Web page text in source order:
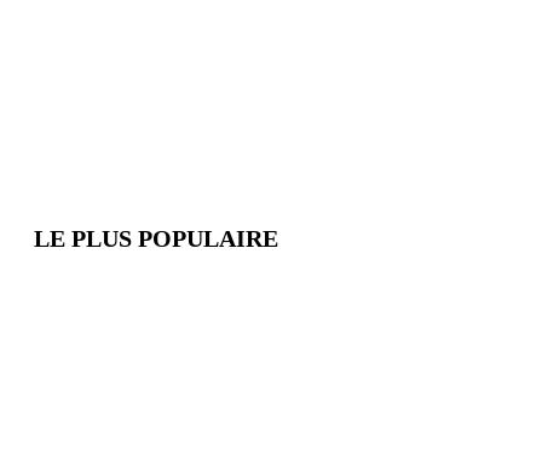
LE PLUS POPULAIRE